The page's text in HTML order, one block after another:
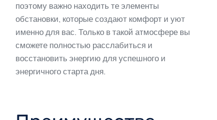
поэтому важно находить те элементы
обстановки, которые создают комфорт и уют
именно для вас. Только в такой атмосфере вы
сможете полностью расслабиться и
восстановить энергию для успешного и
энергичного старта дня.